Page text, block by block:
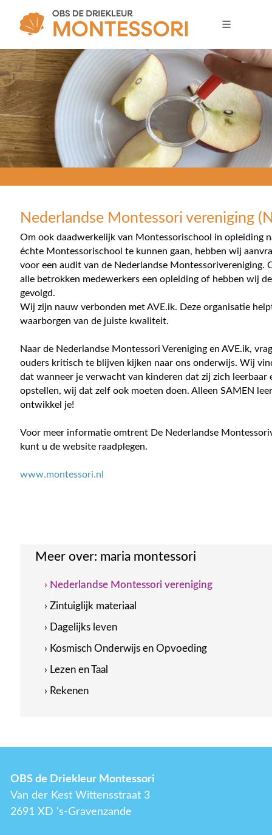
Nederlandse Montessori vereniging
Om ook daadwerkelijk van Montessorischool in opleiding
échte Montessorischool te kunnen gaan, hebben wij
voor een audit van de Nederlandse Montessorivereniging.
alle betrokken medewerkers een opleiding of hebben wij
gevolgd.
Wij zijn nauw verbonden met AVE.ik. Deze organisatie
waarborgen van de juiste kwaliteit.
Naar de Nederlandse Montessori Vereniging en AVE.ik,
ouders kritisch te blijven kijken naar ons onderwijs. Wij
dat wanneer je verwacht van kinderen dat zij zich leerbaar
opstellen, wij dat zelf ook moeten doen. Alleen SAMEN
ontwikkel je!
Voor meer informatie omtrent De Nederlandse
kunt u de website raadplegen.
www.montessori.nl
Meer over: maria montessori
› Nederlandse Montessori vereniging
› Zintuiglijk materiaal
› Dagelijks leven
› Kosmisch Onderwijs en Opvoeding
› Lezen en Taal
› Rekenen
OBS de Driekleur Montessori
Van der Kest Wittensstraat 3
2691 XD 's-Gravenzande